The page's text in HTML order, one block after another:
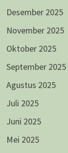
Desember 2025
November 2025
Oktober 2025
September 2025
Agustus 2025
Juli 2025
Juni 2025
Mei 2025